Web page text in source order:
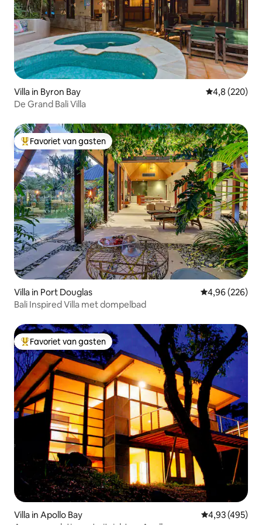
Villa in Byron Bay Gemiddelde
4,8 (220)
De Grand Bali Villa
Topfavoriet van gasten
Favoriet van gasten
Villa in Port Douglas Gemiddelde
4,96 (226)
Bali Inspired Villa met dompelbad
Topfavoriet van gasten
Favoriet van gasten
Villa in Apollo Bay Gemiddelde
4,93 (495)